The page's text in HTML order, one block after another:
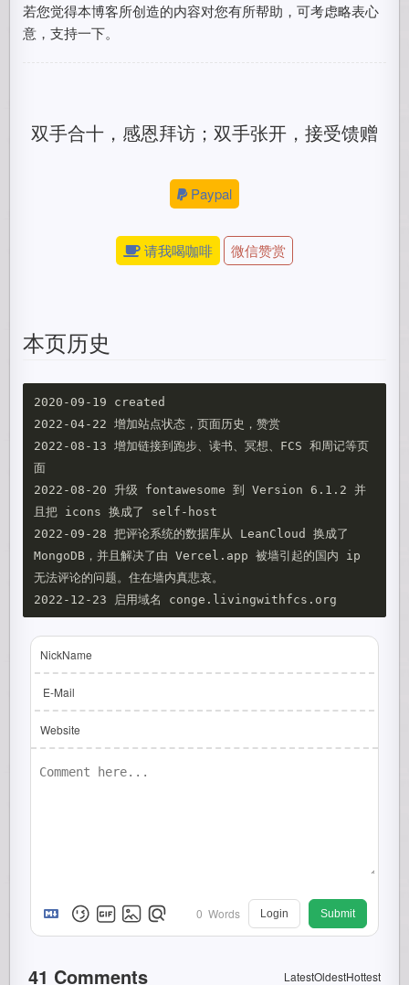
若您觉得本博客所创造的内容对您有所帮助，可考虑略表心
意，支持一下。
双手合十，感恩拜访；双手张开，接受馈赠
Paypal
请我喝咖啡 微信赞赏
本页历史
2020-09-19 created
2022-04-22 增加站点状态，页面历史，赞赏
2022-08-13 增加链接到跑步、读书、冥想、FCS 和周记等页
面
2022-08-20 升级 fontawesome 到 Version 6.1.2 并
且把 icons 换成了 self-host
2022-09-28 把评论系统的数据库从 LeanCloud 换成了
MongoDB，并且解决了由 Vercel.app 被墙引起的国内 ip
无法评论的问题。住在墙内真悲哀。
NickName
E-Mail
Website
0 Words Login Submit
41 Comments LatestOldestHottest